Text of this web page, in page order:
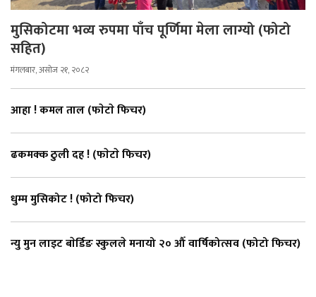
मुसिकोटमा भव्य रुपमा पाँच पूर्णिमा मेला लाग्यो (फोटो
सहित)
मंगलबार, असोज २१, २०८२
आहा ! कमल ताल (फाेटाे फिचर)
ढकमक्क ठुली दह ! (फाेटाे फिचर)
धुम्म मुसिकोट ! (फोटो फिचर)
न्यु मुन लाइट बाेर्डिङ स्कुलले मनायो २० औँ वार्षिकोत्सव (फोटो फिचर)